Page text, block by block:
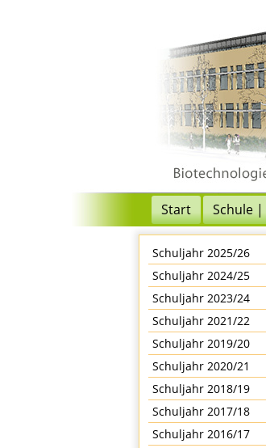
Start Schule
Schuljahr 2025/26
Schuljahr 2024/25
Schuljahr 2023/24
Schuljahr 2021/22
Schuljahr 2019/20
Schuljahr 2020/21
Schuljahr 2018/19
Schuljahr 2017/18
Schuljahr 2016/17